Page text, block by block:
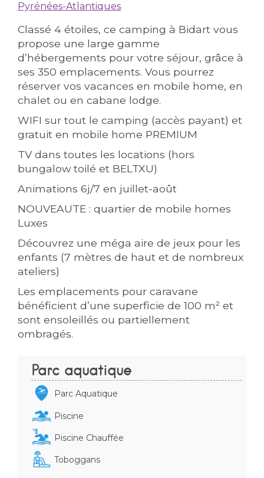
Pyrénées-Atlantiques
Classé 4 étoiles, ce camping à Bidart vous
propose une large gamme
d’hébergements pour votre séjour, grâce à
ses 350 emplacements. Vous pourrez
réserver vos vacances en mobile home, en
chalet ou en cabane lodge.
WIFI sur tout le camping (accès payant) et
gratuit en mobile home PREMIUM
TV dans toutes les locations (hors
bungalow toilé et BELTXU)
Animations 6j/7 en juillet-août
NOUVEAUTE : quartier de mobile homes
Luxes
Découvrez une méga aire de jeux pour les
enfants (7 mètres de haut et de nombreux
ateliers)
Les emplacements pour caravane
bénéficient d’une superficie de 100 m² et
sont ensoleillés ou partiellement
ombragés.
Parc aquatique
Parc Aquatique
Piscine
Piscine Chauffée
Toboggans